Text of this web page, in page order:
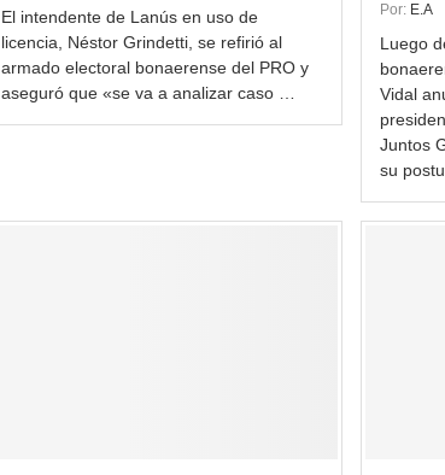
El intendente de Lanús en uso de
licencia, Néstor Grindetti, se refirió al
armado electoral bonaerense del PRO y
aseguró que «se va a analizar caso …
Por: E.A
Luego
Vidal
Juntos
su